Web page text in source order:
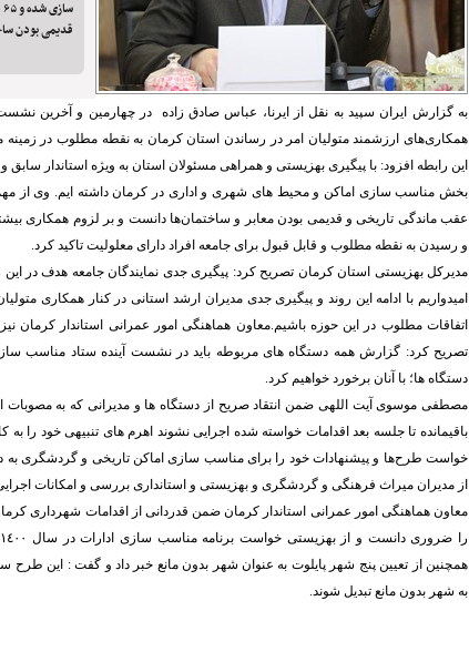
قدیمی بودن
به گزارش ایران سپید به نقل از ایرنا، عباس صادق زاده در چهارمین و آخرین
همکاری‌های ارزشمند متولیان امر در رساندن استان کرمان به نقطه مطلوب در
این رابطه افزود: با پیگیری بهزیستی و همراهی مسئولان استان به ویژه استاندار
بخش مناسب سازی اماکن و محیط های شهری و اداری در کرمان داشته ایم. وی از
عقب ماندگی تاریخی و قدیمی بودن معابر و ساختمان‌ها دانست و بر لزوم همکاری
و رسیدن به نقطه مطلوب و قابل قبول برای جامعه افراد دارای معلولیت تاکید کرد.
مدیرکل بهزیستی استان کرمان تصریح کرد: پیگیری جدی نمایندگان جامعه هدف در این
امیدواریم با ادامه این روند و پیگیری جدی مدیران ارشد استانی در کنار همکاری
اتفاقات مطلوب در این حوزه باشیم.معاون هماهنگی امور عمرانی استاندار کرمان
تصریح کرد: گزارش همه دستگاه های مربوطه باید در نشست آینده ستاد مناسب
دستگاه ها؛ با آنان برخورد خواهیم کرد.
مصطفی موسوی آیت اللهی ضمن انتقاد صریح از دستگاه ها و مدیرانی که به
باقیمانده تا جلسه بعد اقدامات خواسته شده اجرایی نشوند اهرم های تنبیهی خود را به
خواست طرح‌ها و پیشنهادات خود را برای مناسب سازی اماکن تاریخی و گردشگری به
از مدیران میراث فرهنگی و گردشگری و بهزیستی و استانداری بررسی و امکانات
معاون هماهنگی امور عمرانی استاندار کرمان ضمن قدردانی از اقدامات شهرداری
همچنین از تعیین پنج شهر پایلوت به عنوان شهر بدون مانع خبر داد و گفت : این طرح
به شهر بدون مانع تبدیل شوند.